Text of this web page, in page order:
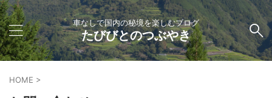
車なしで国内の秘境を楽しむブログ
たびびとのつぶやき
HOME >